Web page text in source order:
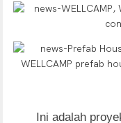
Ini adalah